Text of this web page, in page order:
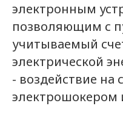
электронным
позволяющим с
учитываемый
электрической
- воздействие на
электрошокером